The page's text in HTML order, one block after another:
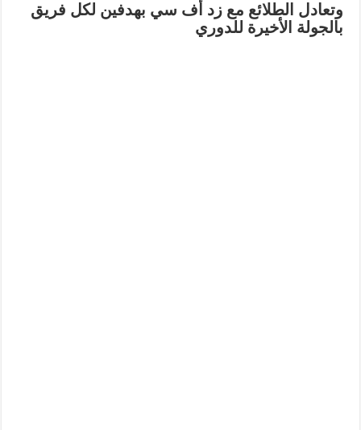
وتعادل الطلائع مع زد أف سي بهدفين لكل فريق
بالجولة الأخيرة للدوري